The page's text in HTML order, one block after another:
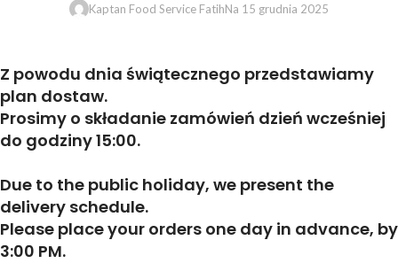
Kaptan Food Service FatihNa 15 grudnia 2025
Z powodu dnia świątecznego przedstawiamy
plan dostaw.
Prosimy o składanie zamówień dzień wcześniej
do godziny 15:00.
Due to the public holiday, we present the
delivery schedule.
Please place your orders one day in advance, by
3:00 PM.